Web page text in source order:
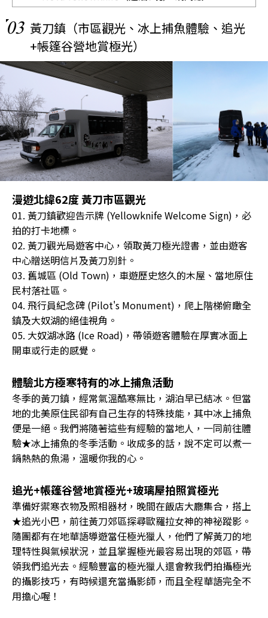
03 黃刀鎮（市區觀光、冰上捕魚體驗、追光
+帳篷谷營地賞極光）
漫遊北緯62度 黃刀市區觀光
01. 黃刀鎮歡迎告示牌 (Yellowknife Welcome Sign)，必
拍的打卡地標。
02. 黃刀觀光局遊客中心，領取黃刀極光證書，並由遊客
中心贈送明信片及黃刀別針。
03. 舊城區 (Old Town)，車遊歷史悠久的木屋、當地原住
民村落社區。
04. 飛行員紀念碑 (Pilot's Monument)，爬上階梯俯瞰全
鎮及大奴湖的絕佳視角。
05. 大奴湖冰路 (Ice Road)，帶領遊客體驗在厚實冰面上
開車或行走的感覺。
體驗北方極寒特有的冰上捕魚活動
冬季的黃刀鎮，經常氣溫酷寒無比，湖泊早已結冰。但當
地的北美原住民卻有自己生存的特殊技能，其中冰上捕魚
便是一絕。我們將隨著這些有經驗的當地人，一同前往體
驗★冰上捕魚的冬季活動。收成多的話，說不定可以煮一
鍋熱熱的魚湯，溫暖你我的心。
追光+帳篷谷營地賞極光+玻璃屋拍照賞極光
準備好禦寒衣物及照相器材，晚間在飯店大廳集合，搭上
★追光小巴，前往黃刀郊區探尋歐羅拉女神的神祕蹤影。
隨團都有在地華語導遊當任極光獵人，他們了解黃刀的地
理特性與氣候狀況，並且掌握極光最容易出現的郊區，帶
領我們追光去。經驗豐富的極光獵人還會教我們拍攝極光
的攝影技巧，有時候還充當攝影師，而且全程華語完全不
用擔心喔！